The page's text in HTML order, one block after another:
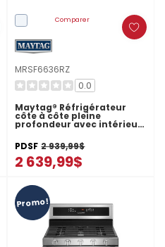
Comparer
MRSF6636RZ
0.0
Maytag® Réfrigérateur
côte à côte pleine
profondeur avec intérieur
bleu arctique - 36 po - 28.3
pi cu MRSF6636RZ
PDSF 2 939,99$
2 639,99$
Promo!